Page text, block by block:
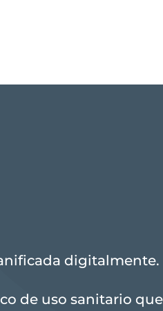
digitalmente.
de uso sanitario que